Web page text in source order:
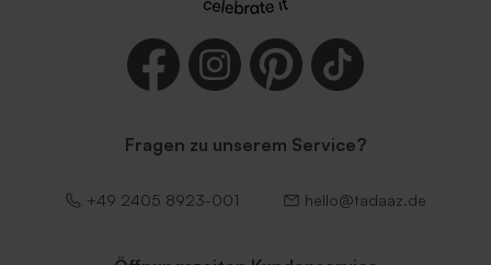
Fragen zu unserem Service?
+49 2405 8923-001 hello@tadaaz.de